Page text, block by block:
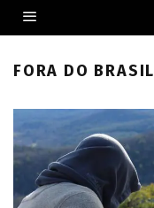
FORA DO BRASIL